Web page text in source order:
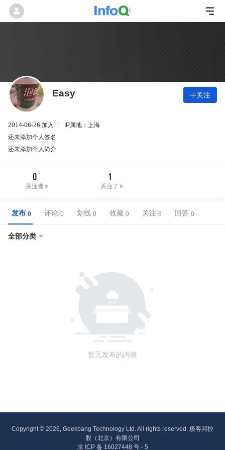
Easy 关注
2014-06-26 加入
IP属地：上海
还未添加个人签名
还未添加个人简介
0
关注者
1
关注了
发布 评论 划线 收藏 关注 回答
全部分类 
暂无发布的内容
Copyright © 2026, Geekbang Technology Ltd. All rights reserved. 极客邦控
股（北京）有限公司
京 ICP 备 16027448 号 - 5